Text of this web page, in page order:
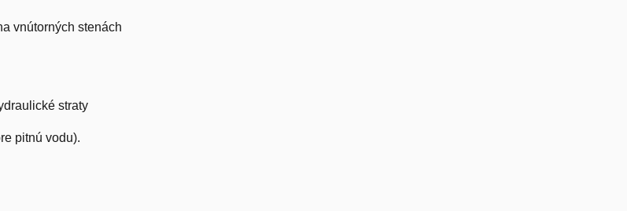
vnútorných stenách
straty
pitnú vodu).